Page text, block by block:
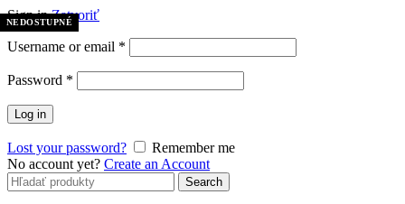
Sign in Zatvoriť
Username or email *
Password *
Log in
Lost your password?
Remember me
No account yet? Create an Account
Search
for:
Search
NEDOSTUPNÉ
NEDOSTUPNÉ